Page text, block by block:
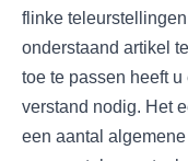
flinke
onderstaand artikel
toe te passen heeft
verstand nodig. Het
een aantal